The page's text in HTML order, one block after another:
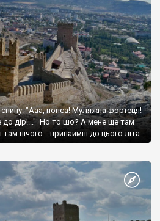
"Ааа, попса! Муляжна фортеця!
до дір!..." Но то шо? А мене ще там
нічого... принаймні до цього літа.